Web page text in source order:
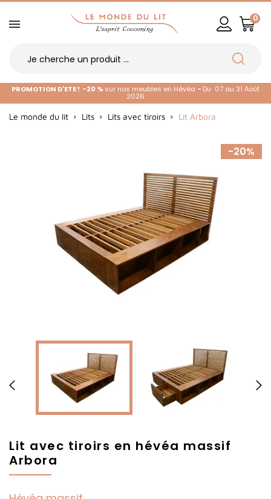
0
PROMOTION D'ETE ! -20 % sur nos meubles en Hévéa - Du 07 au 31 Août
2026
Le monde du lit Lits Lits avec tiroirs Lit Arbora
-20%
 
Lit avec tiroirs en hévéa massif
Arbora